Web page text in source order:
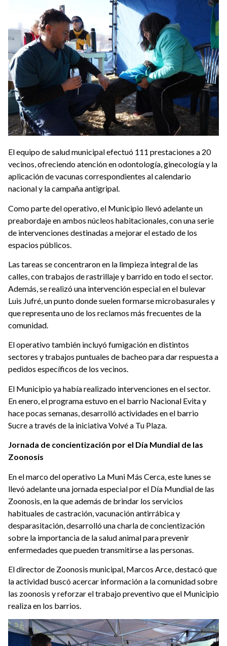
El equipo de salud municipal efectuó 111 prestaciones a 20
vecinos, ofreciendo atención en odontología, ginecología y la
aplicación de vacunas correspondientes al calendario
nacional y la campaña antigripal.
Como parte del operativo, el Municipio llevó adelante un
preabordaje en ambos núcleos habitacionales, con una serie
de intervenciones destinadas a mejorar el estado de los
espacios públicos.
Las tareas se concentraron en la limpieza integral de las
calles, con trabajos de rastrillaje y barrido en todo el sector.
Además, se realizó una intervención especial en el bulevar
Luis Jufré, un punto donde suelen formarse microbasurales y
que representa uno de los reclamos más frecuentes de la
comunidad.
El operativo también incluyó fumigación en distintos
sectores y trabajos puntuales de bacheo para dar respuesta a
pedidos específicos de los vecinos.
El Municipio ya había realizado intervenciones en el sector.
En enero, el programa estuvo en el barrio Nacional Evita y
hace pocas semanas, desarrolló actividades en el barrio
Sucre a través de la iniciativa Volvé a Tu Plaza.
Jornada de concientización por el Día Mundial de las
Zoonosis
En el marco del operativo La Muni Más Cerca, este lunes se
llevó adelante una jornada especial por el Día Mundial de las
Zoonosis, en la que además de brindar los servicios
habituales de castración, vacunación antirrábica y
desparasitación, desarrolló una charla de concientización
sobre la importancia de la salud animal para prevenir
enfermedades que pueden transmitirse a las personas.
El director de Zoonosis municipal, Marcos Arce, destacó que
la actividad buscó acercar información a la comunidad sobre
las zoonosis y reforzar el trabajo preventivo que el Municipio
realiza en los barrios.